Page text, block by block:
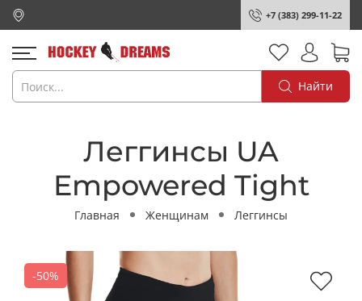
+7 (383) 299-11-22
Найти
Леггинсы UA
Empowered Tight
Главная Женщинам Леггинсы
-50%